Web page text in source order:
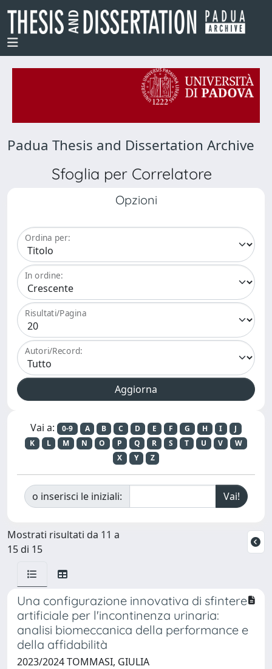
Padua Thesis and Dissertation Archive
Sfoglia per Correlatore
Opzioni
Ordina per:
In ordine:
Risultati/Pagina
Autori/Record:
Vai a: 0-9 A B C D E F G H I
J
K
L M N O P Q R S T U V
W
X
Y Z
o inserisci le iniziali:
Mostrati risultati da 11 a
15 di 15
Una configurazione innovativa di sfintere
artificiale per l'incontinenza urinaria:
analisi biomeccanica della performance e
della affidabilità
2023/2024 TOMMASI, GIULIA